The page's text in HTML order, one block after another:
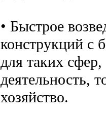
• Быстрое
конструкций с
для таких сфер,
деятельность,
хозяйство.